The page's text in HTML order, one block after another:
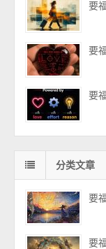
要
要
要
分类文章
要
要